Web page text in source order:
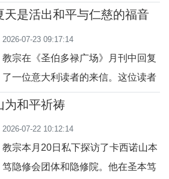
向所有与会者表达“亲切问候”。教宗
知，“耶稣
圣本笃隐修院。随后，他前往圣女斯
午餐。教宗良十四世于7月22日接近
中午的时候离开位于亚平宁山脉中部
的瓦莱彼得拉至圣圣三朝圣地后，驱
车前往30公里以外的苏比亚科，在中
室在即时通信软
天是活出和平与仁慈的福音
2026-07-23 09:17:14
教宗在《圣伯多禄广场》月刊中回复
了一位意大利读者的来信。这位读者
请问教宗如何度过暑期。教宗鼓励他
期”是“暂时放下日常事务和烦恼的一
段时间，在其中可以真实地体验友谊
和分享”，从而“提前体验那种我们现
为和平祈祷
2026-07-22 10:12:14
教宗本月20日私下探访了卡西诺山本
笃隐修会团体和隐修院。他在圣本笃